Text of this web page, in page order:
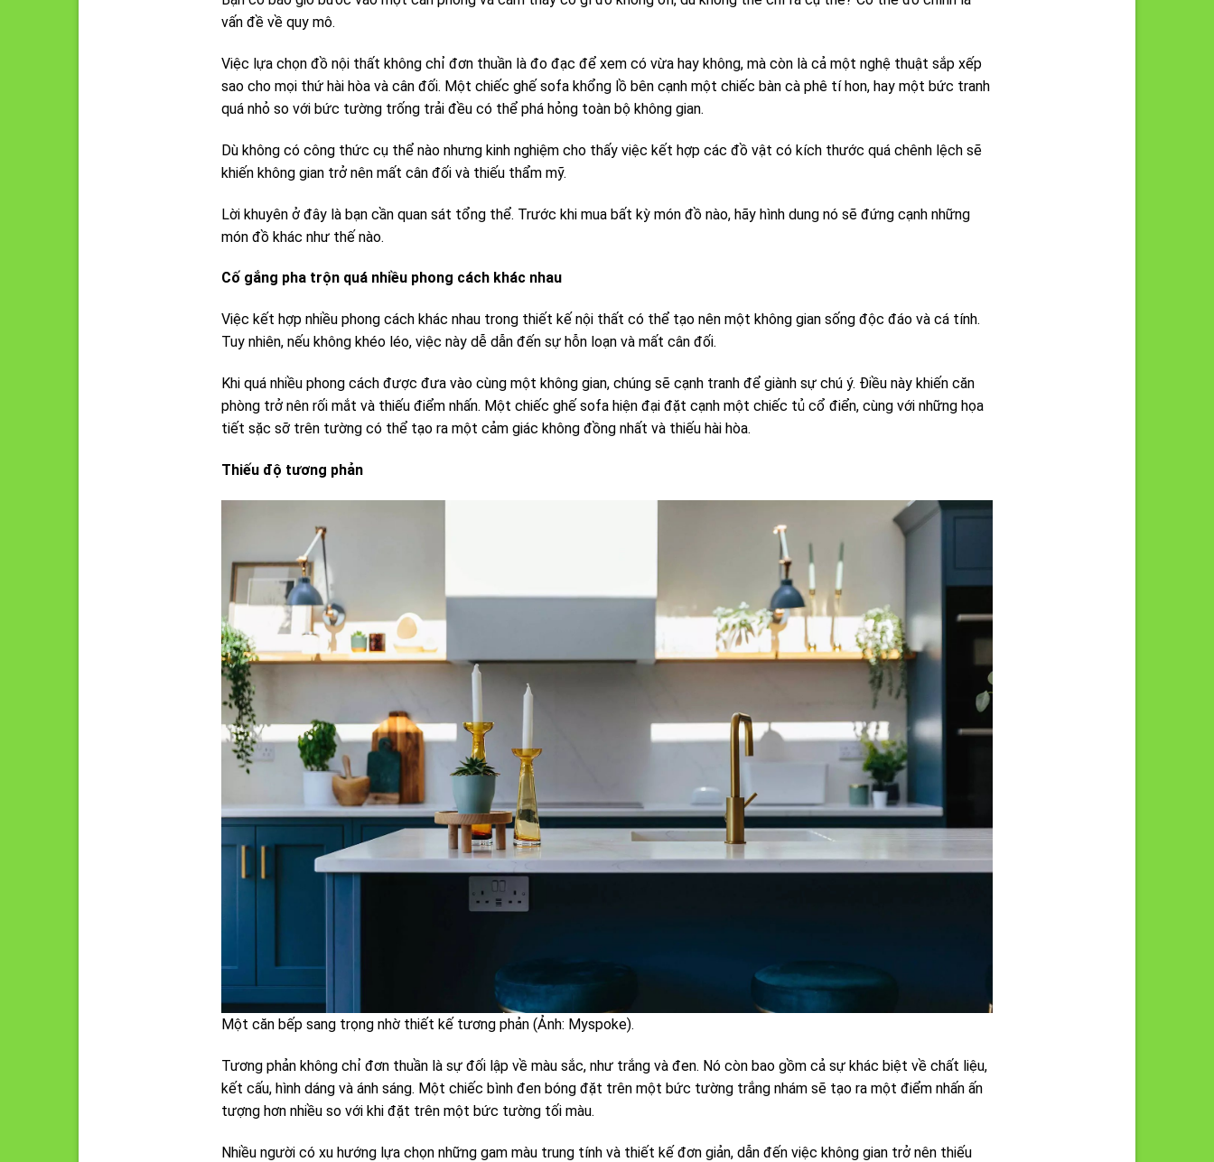
vấn đề về quy mô.
Việc lựa chọn đồ nội thất không chỉ đơn thuần là đo đạc để xem có vừa hay không, mà còn là cả một nghệ thuật sắp xếp
sao cho mọi thứ hài hòa và cân đối. Một chiếc ghế sofa khổng lồ bên cạnh một chiếc bàn cà phê tí hon, hay một bức tranh
quá nhỏ so với bức tường trống trải đều có thể phá hỏng toàn bộ không gian.
Dù không có công thức cụ thể nào nhưng kinh nghiệm cho thấy việc kết hợp các đồ vật có kích thước quá chênh lệch sẽ
khiến không gian trở nên mất cân đối và thiếu thẩm mỹ.
Lời khuyên ở đây là bạn cần quan sát tổng thể. Trước khi mua bất kỳ món đồ nào, hãy hình dung nó sẽ đứng cạnh những
món đồ khác như thế nào.
Cố gắng pha trộn quá nhiều phong cách khác nhau
Việc kết hợp nhiều phong cách khác nhau trong thiết kế nội thất có thể tạo nên một không gian sống độc đáo và cá tính.
Tuy nhiên, nếu không khéo léo, việc này dễ dẫn đến sự hỗn loạn và mất cân đối.
Khi quá nhiều phong cách được đưa vào cùng một không gian, chúng sẽ cạnh tranh để giành sự chú ý. Điều này khiến căn
phòng trở nên rối mắt và thiếu điểm nhấn. Một chiếc ghế sofa hiện đại đặt cạnh một chiếc tủ cổ điển, cùng với những họa
tiết sặc sỡ trên tường có thể tạo ra một cảm giác không đồng nhất và thiếu hài hòa.
Thiếu độ tương phản
Một căn bếp sang trọng nhờ thiết kế tương phản (Ảnh: Myspoke).
Tương phản không chỉ đơn thuần là sự đối lập về màu sắc, như trắng và đen. Nó còn bao gồm cả sự khác biệt về chất liệu,
kết cấu, hình dáng và ánh sáng. Một chiếc bình đen bóng đặt trên một bức tường trắng nhám sẽ tạo ra một điểm nhấn ấn
tượng hơn nhiều so với khi đặt trên một bức tường tối màu.
Nhiều người có xu hướng lựa chọn những gam màu trung tính và thiết kế đơn giản, dẫn đến việc không gian trở nên thiếu